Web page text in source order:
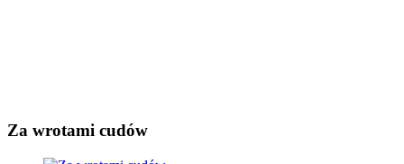
Za wrotami cudów